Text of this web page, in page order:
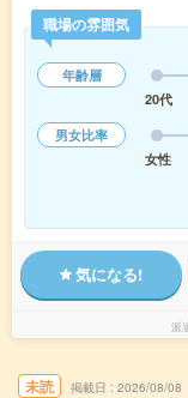
職場の雰囲気
年齢層
20代
男女比率
女性
気になる!
派
未読 掲載日 2026/08/08